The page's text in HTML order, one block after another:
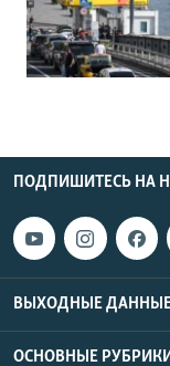
ПОДПИШИТЕСЬ НА
ВЫХОДНЫЕ
ОСНОВНЫЕ РУБРИКИ